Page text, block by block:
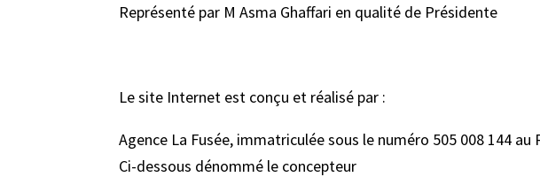
Représenté par M Asma Ghaffari en qualité de Présidente
Le site Internet est conçu et réalisé par :
Agence La Fusée, immatriculée sous le numéro 505 008 144
Ci-dessous dénommé le concepteur